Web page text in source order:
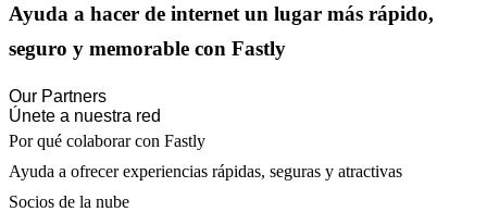
Ayuda a hacer de internet un lugar más rápido,
seguro y memorable con Fastly
Our Partners
Únete a nuestra red
Por qué colaborar con Fastly
Ayuda a ofrecer experiencias rápidas, seguras y atractivas
Socios de la nube